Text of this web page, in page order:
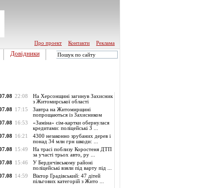
Про проект
Контакти Реклама
Довідники
22:08
На Херсонщині загинув Захисник
з Житомирської області
17:15
Завтра на Житомирщині
попрощаються із Захисником
16:53
«Заміна» сім-картки обернулася
кредитами: поліцейські З ...
16:21
4300 незаконно зрубаних дерев і
понад 34 млн грн шкоди: ...
15:49
На трасі поблизу Коростеня ДТП
за участі трьох авто, ру ...
15:46
У Бердичівському районі
поліцейські взяли під варту під ...
14:59
Віктор Градівський: 47 дітей
пільгових категорій з Жито ...